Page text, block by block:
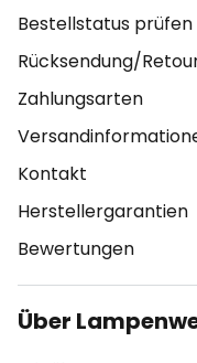
Bestellstatus prüfen
Rücksendung/
Zahlungsarten
Kontakt
Herstellergarantien
Bewertungen
Über